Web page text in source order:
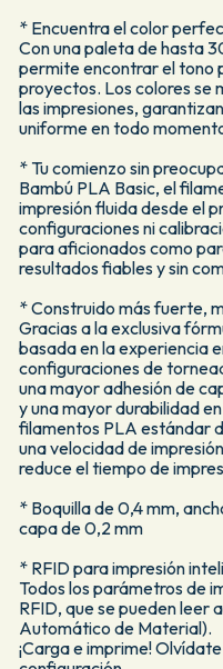
* Encuentra el color
Con una paleta de hasta
permite encontrar el tono
proyectos. Los colores se
las impresiones,
uniforme en todo
* Tu comienzo sin
Bambú PLA Basic, el
impresión fluida desde el
configuraciones ni
para aficionados como
resultados fiables y sin
* Construido más fuerte,
Gracias a la exclusiva
basada en la experiencia
configuraciones de
una mayor adhesión de
y una mayor durabilidad
filamentos PLA estándar
una velocidad de
reduce el tiempo de
* Boquilla de 0,4 mm,
capa de 0,2 mm
* RFID para impresión
Todos los parámetros de
RFID, que se pueden leer
Automático de Material).
¡Carga e imprime!